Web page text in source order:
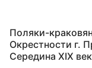
Поляки-
Окрестности г.
Середина XIX